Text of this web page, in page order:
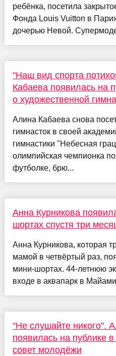
ребёнка, посетила
Фонда Louis Vuitton в
дочерью Невой.
"Наш вид спорта
Кабаева появилась на
о художественной
Алина Кабаева снова
гимнасток в своей
гимнастики "Небесная
олимпийская чемпионка
футболке, брю...
Анна Курникова
шортах спустя три
Анна Курникова, которая
мамой в четвёртый раз,
мини-шортах. 44-летнюю
входе в аквапарк в
"Не слушайте никого".
появилась на публике
совет молодёжи